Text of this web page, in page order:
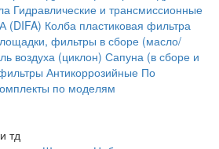
Гидравлические и трансмиссионные
(DIFA) Колба пластиковая фильтра
фильтры в сборе (масло/
воздуха (циклон) Сапуна (в сборе и
Антикоррозийные По
по моделям
тд